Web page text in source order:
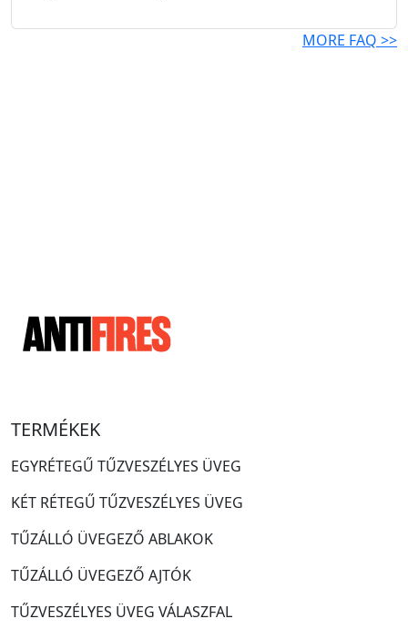
MORE FAQ >>
TERMÉKEK
EGYRÉTEGŰ TŰZVESZÉLYES ÜVEG
KÉT RÉTEGŰ TŰZVESZÉLYES ÜVEG
TŰZÁLLÓ ÜVEGEZŐ ABLAKOK
TŰZÁLLÓ ÜVEGEZŐ AJTÓK
TŰZVESZÉLYES ÜVEG VÁLASZFAL